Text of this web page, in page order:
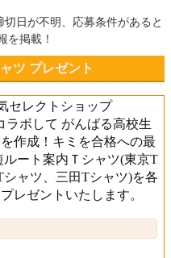
日が不明、応募条件があると
を掲載！
ツ プレゼント
セレクトショップ
ラボして がんばる高校生
作成！キミを合格への最
ート案内Ｔシャツ(東京T
ャツ、三田Tシャツ)を各
レゼントいたします。